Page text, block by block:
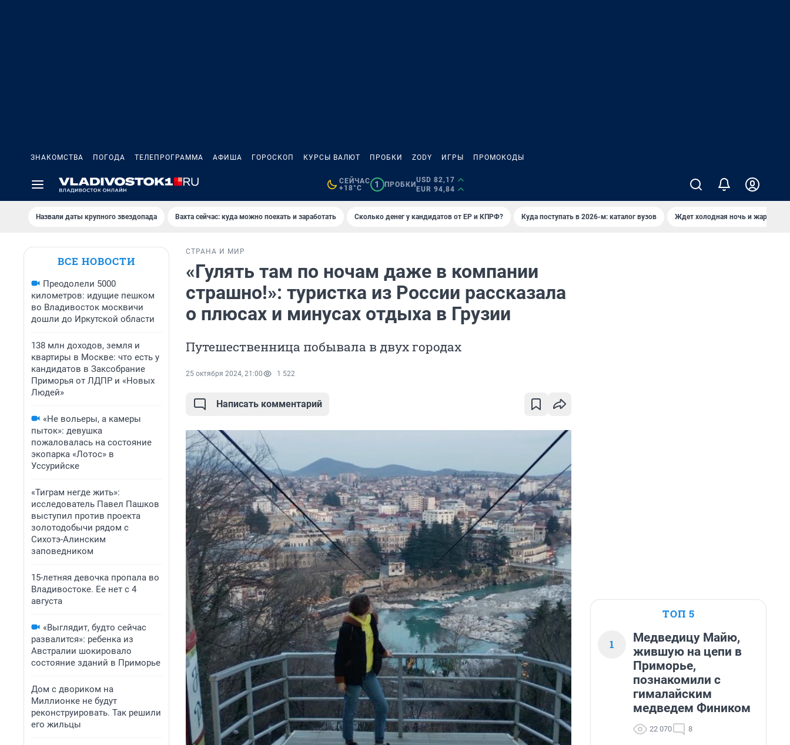
ЗНАКОМСТВА ПОГОДА ТЕЛЕПРОГРАММА АФИША ГОРОСКОП КУРСЫ ВАЛЮТ ПРОБКИ ZODY ИГРЫ ПРОМОКОДЫ
СЕЙЧАС
+18°C
1 ПРОБКИ
USD 82,17
EUR 94,84
Назвали даты крупного звездопада Вахта сейчас: куда можно поехать и заработать Сколько денег у кандидатов от ЕР и КПРФ? Куда поступать в 2026-м: каталог вузов Ждет холодная ночь и жаркий
ВСЕ НОВОСТИ
Преодолели 5000
километров: идущие пешком
во Владивосток москвичи
дошли до Иркутской области
138 млн доходов, земля и
квартиры в Москве: что есть у
кандидатов в Заксобрание
Приморья от ЛДПР и «Новых
Людей»
«Не вольеры, а камеры
пыток»: девушка
пожаловалась на состояние
экопарка «Лотос» в
Уссурийске
«Тиграм негде жить»:
исследователь Павел Пашков
выступил против проекта
золотодобычи рядом с
Сихотэ-Алинским
заповедником
15-летняя девочка пропала во
Владивостоке. Ее нет с 4
августа
«Выглядит, будто сейчас
развалится»: ребенка из
Австралии шокировало
состояние зданий в Приморье
Дом с двориком на
Миллионке не будут
реконструировать. Так решили
его жильцы
СТРАНА И МИР
«Гулять там по ночам даже в компании
страшно!»: туристка из России рассказала
о плюсах и минусах отдыха в Грузии
Путешественница побывала в двух городах
25 октября 2024, 21:00 1 522
Написать комментарий
ТОП 5
1
Медведицу Майю,
жившую на цепи в
Приморье,
познакомили с
гималайским
медведем Фиником
22 070 8